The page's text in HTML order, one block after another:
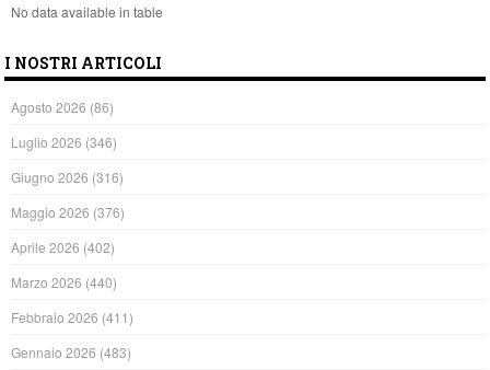
No data available in table
I NOSTRI ARTICOLI
Agosto 2026 (86)
Luglio 2026 (346)
Giugno 2026 (316)
Maggio 2026 (376)
Aprile 2026 (402)
Marzo 2026 (440)
Febbraio 2026 (411)
Gennaio 2026 (483)